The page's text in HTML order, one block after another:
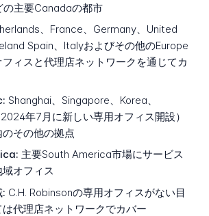
主要Canadaの都市
、France、Germany、United
Spain、Italyおよびその他のEurope
ィスと代理店ネットワークを通じてカ
Shanghai、Singapore、Korea、
年7月に新しい専用オフィス開設）
その他の拠点
主要South America市場にサービス
オフィス
: C.H. Robinsonの専用オフィスがない目
代理店ネットワークでカバー